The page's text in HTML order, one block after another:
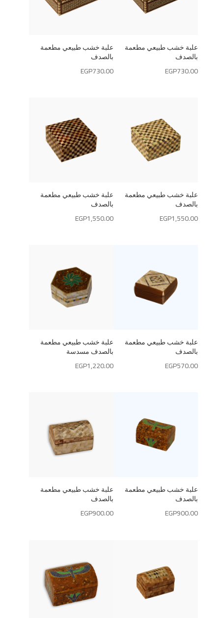
علبة خشب طبيعي مطعمة
بالصدف
EGP730.00
علبة خشب طبيعي مطعمة
بالصدف
EGP730.00
علبة خشب طبيعي مطعمة
بالصدف
EGP1,550.00
علبة خشب طبيعي مطعمة
بالصدف
EGP1,550.00
علبة خشب طبيعي مطعمة
بالصدف مسدسة
EGP1,220.00
علبة خشب طبيعي مطعمة
بالصدف
EGP570.00
علبة خشب طبيعي مطعمة
بالصدف
EGP900.00
علبة خشب طبيعي مطعمة
بالصدف
EGP900.00